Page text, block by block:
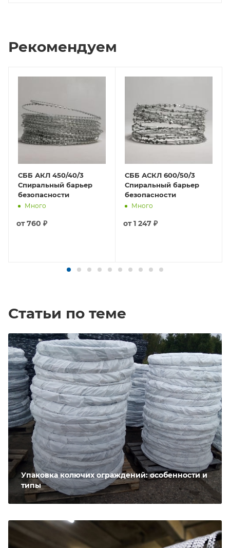
Рекомендуем
СББ АКЛ 450/40/3
Спиральный барьер
безопасности
Много
от760 ₽
СББ АСКЛ 600/50/3
Спиральный барьер
безопасности
Много
от1 247 ₽
Статьи по теме
Упаковка колючих ограждений: особенности и
типы